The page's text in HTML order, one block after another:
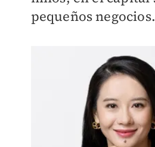
pequeños negocios.